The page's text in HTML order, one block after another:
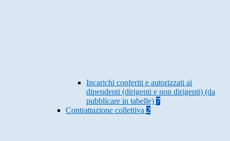
Incarichi conferiti e autorizzati ai
dipendenti (dirigenti e non dirigenti) (da
pubblicare in tabelle) 7
Contrattazione collettiva 2